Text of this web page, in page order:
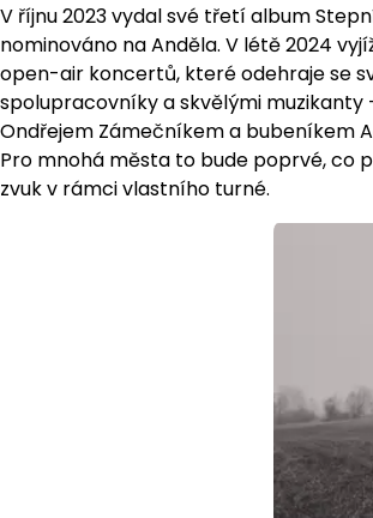
V říjnu 2023 vydal své třetí album
nominováno na Anděla. V létě 2024
open-air koncertů, které odehraje se
spolupracovníky a skvělými muzikanty
Ondřejem Zámečníkem a bubeníkem
Pro mnohá města to bude poprvé, co
zvuk v rámci vlastního turné.